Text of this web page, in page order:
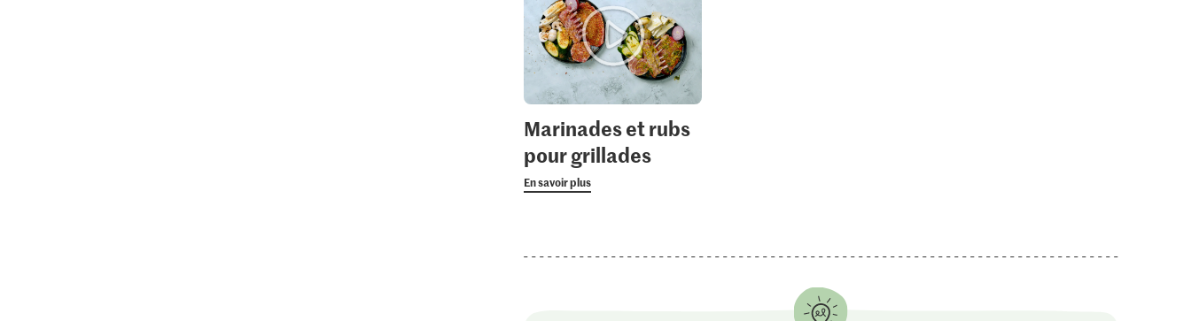
Marinades et rubs
pour grillades
En savoir plus